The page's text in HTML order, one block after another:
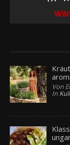
Von
In